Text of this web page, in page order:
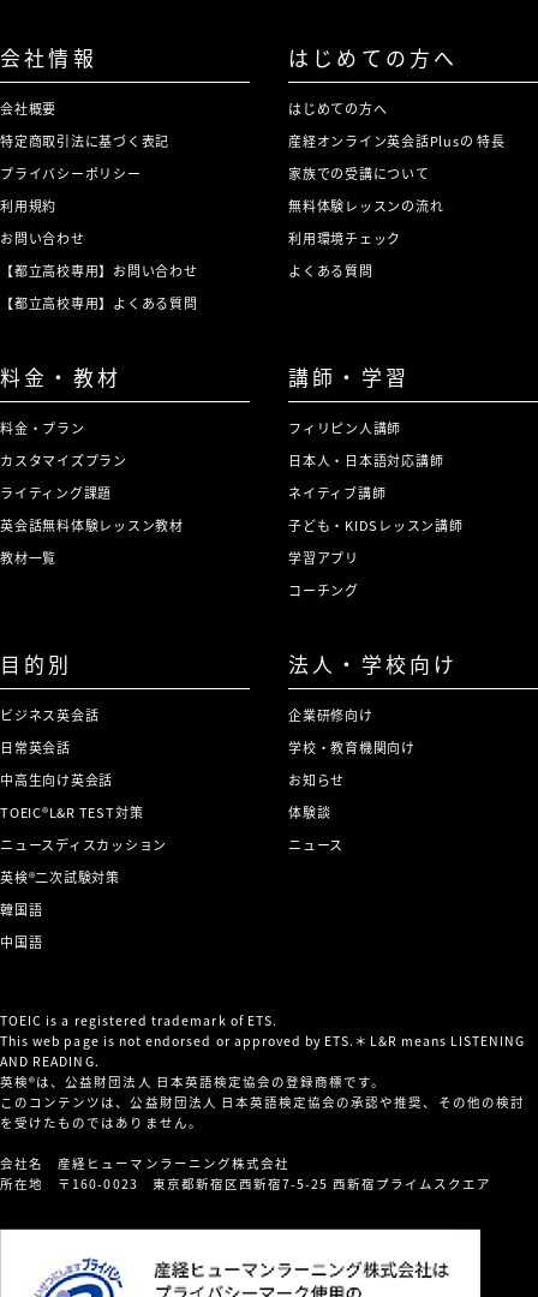
会社情報
会社概要
特定商取引法に基づく表記
プライバシーポリシー
利用規約
お問い合わせ
【都立高校専用】お問い合わせ
【都立高校専用】よくある質問
はじめての方へ
はじめての方へ
産経オンライン英会話Plusの 特長
家族での受講について
無料体験レッスンの流れ
利用環境チェック
よくある質問
料金・教材
料金・プラン
カスタマイズプラン
ライティング課題
英会話無料体験レッスン教材
教材一覧
講師・学習
フィリピン人講師
日本人・日本語対応講師
ネイティブ講師
子ども・KIDSレッスン講師
学習アプリ
コーチング
目的別
ビジネス英会話
日常英会話
中高生向け英会話
TOEIC®L&R TEST対策
ニュースディスカッション
英検®二次試験対策
韓国語
中国語
法人・学校向け
企業研修向け
学校・教育機関向け
お知らせ
体験談
ニュース
TOEIC is a registered trademark of ETS.
This web page is not endorsed or approved by ETS.＊L&R means LISTENING
AND READING.
英検®は、公益財団法人 日本英語検定協会の登録商標です。
このコンテンツは、公益財団法人 日本英語検定協会の承認や推奨、その他の検討
を受けたものではありません。
会社名 産経ヒューマンラーニング株式会社
所在地 〒160-0023 東京都新宿区西新宿7-5-25 西新宿プライムスクエア